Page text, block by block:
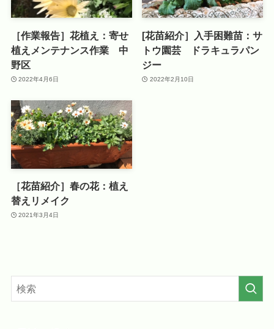
［作業報告］花植え：寄せ
植えメンテナンス作業 中
野区
2022年4月6日
[花苗紹介］入手困難苗：サ
トウ園芸 ドラキュラパン
ジー
2022年2月10日
［花苗紹介］春の花：植え
替えリメイク
2021年3月4日